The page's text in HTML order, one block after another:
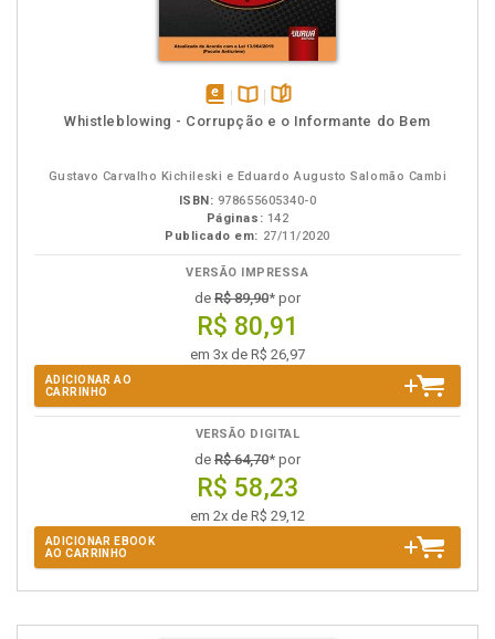
disponívelDisponível
páginas
Whistleblowing - Corrupção e o Informante do Bem
Gustavo Carvalho Kichileski e Eduardo Augusto Salomão Cambi
ISBN: 978655605340-0
Páginas: 142
Publicado em: 27/11/2020
VERSÃO IMPRESSA
de R$ 89,90* por
R$ 80,91
em 3x de R$ 26,97
ADICIONAR AO
CARRINHO
VERSÃO DIGITAL
de R$ 64,70* por
R$ 58,23
em 2x de R$ 29,12
ADICIONAR EBOOK
AO CARRINHO